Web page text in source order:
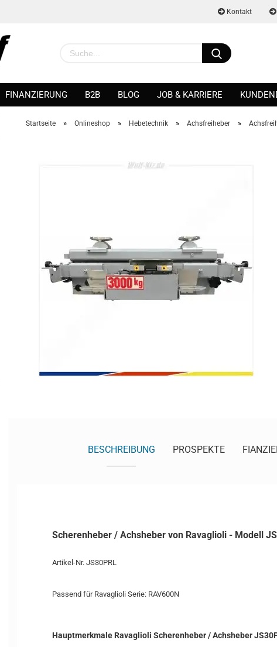
Kontakt
FINANZIERUNG B2B BLOG JOB & KARRIERE
Startseite » Onlineshop » Hebetechnik » Achsfreiheber »
BESCHREIBUNG PROSPEKTE
Scherenheber / Achsheber von Ravaglioli - Modell
Artikel-Nr. JS30PRL
Passend für Ravaglioli Serie: RAV600N
Hauptmerkmale Ravaglioli Scherenheber / Achsheber